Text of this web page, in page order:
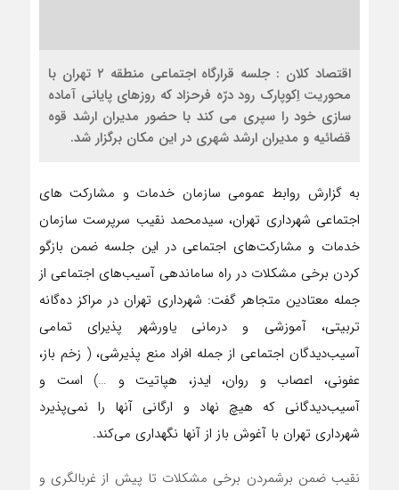
اقتصاد کلان : جلسه قرارگاه اجتماعی منطقه ۲ تهران با
محوریت اِکوپارک رود درّه فرحزاد که روزهای پایانی آماده
سازی خود را سپری می کند با حضور مدیران ارشد قوه
قضائیه و مدیران ارشد شهری در این مکان برگزار شد.
به گزارش روابط عمومی سازمان خدمات و مشارکت های
اجتماعی شهرداری تهران، سیدمحمد نقیب سرپرست سازمان
خدمات و مشارکت‌های اجتماعی در این جلسه ضمن بازگو
کردن برخی مشکلات در راه ساماندهی آسیب‌های اجتماعی از
جمله معتادین متجاهر گفت: شهرداری تهران در مراکز ده‌گانه
تربیتی، آموزشی و درمانی یاورشهر پذیرای تمامی
آسیب‌دیدگان اجتماعی از جمله افراد منع پذیرشی، ( زخم باز،
عفونی، اعصاب و روان، ایدز، هپاتیت و …) است و
آسیب‌دیدگانی که هیچ نهاد و ارگانی آنها را نمی‌پذیرد
شهرداری تهران با آغوش باز از آنها نگهداری می‌کند.
نقیب ضمن برشمردن برخی مشکلات تا پیش از غربالگری و